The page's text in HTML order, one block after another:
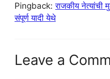
Pingback:राजकीय नेत्यांची
संपूर्ण यादी येथे
Leave a